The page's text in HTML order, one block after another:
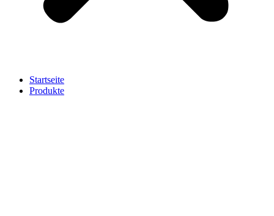
Startseite
Produkte